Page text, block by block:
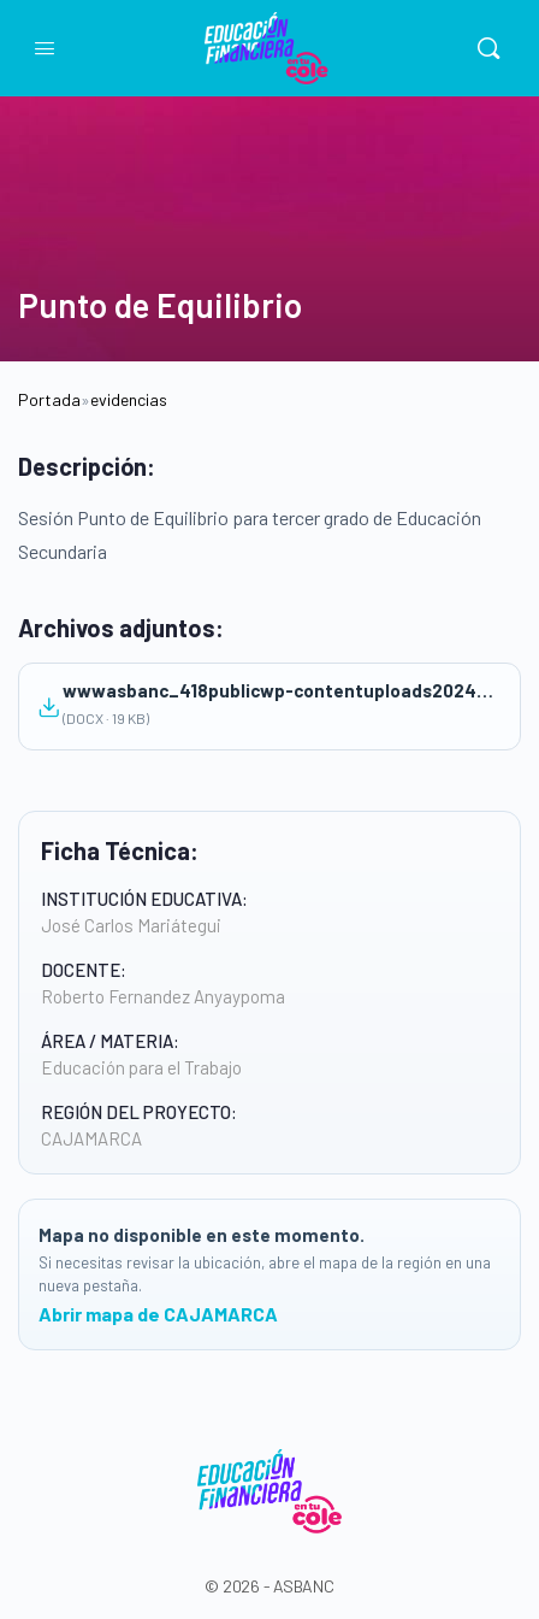
Punto de Equilibrio
Portada»evidencias
Ficha Técnica:
INSTITUCIÓN EDUCATIVA:
José Carlos Mariátegui
DOCENTE:
Roberto Fernandez Anyaypoma
ÁREA / MATERIA:
Educación para el Trabajo
REGIÓN DEL PROYECTO:
CAJAMARCA
Mapa no disponible en este momento.
Si necesitas revisar la ubicación, abre el mapa de la región en una
nueva pestaña.
Abrir mapa de CAJAMARCA
Descripción:
Sesión Punto de Equilibrio para tercer grado de Educación
Secundaria
Archivos adjuntos:
wwwasbanc_418publicwp-contentuploads202409Sesion-PUNTO-DE-EQUILIBRIO-1.docx
(DOCX · 19 KB)
© 2026 - ASBANC